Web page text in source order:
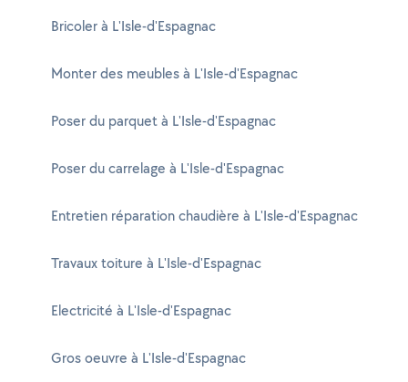
Bricoler à L'Isle-d'Espagnac
Monter des meubles à L'Isle-d'Espagnac
Poser du parquet à L'Isle-d'Espagnac
Poser du carrelage à L'Isle-d'Espagnac
Entretien réparation chaudière à L'Isle-d'Espagnac
Travaux toiture à L'Isle-d'Espagnac
Electricité à L'Isle-d'Espagnac
Gros oeuvre à L'Isle-d'Espagnac